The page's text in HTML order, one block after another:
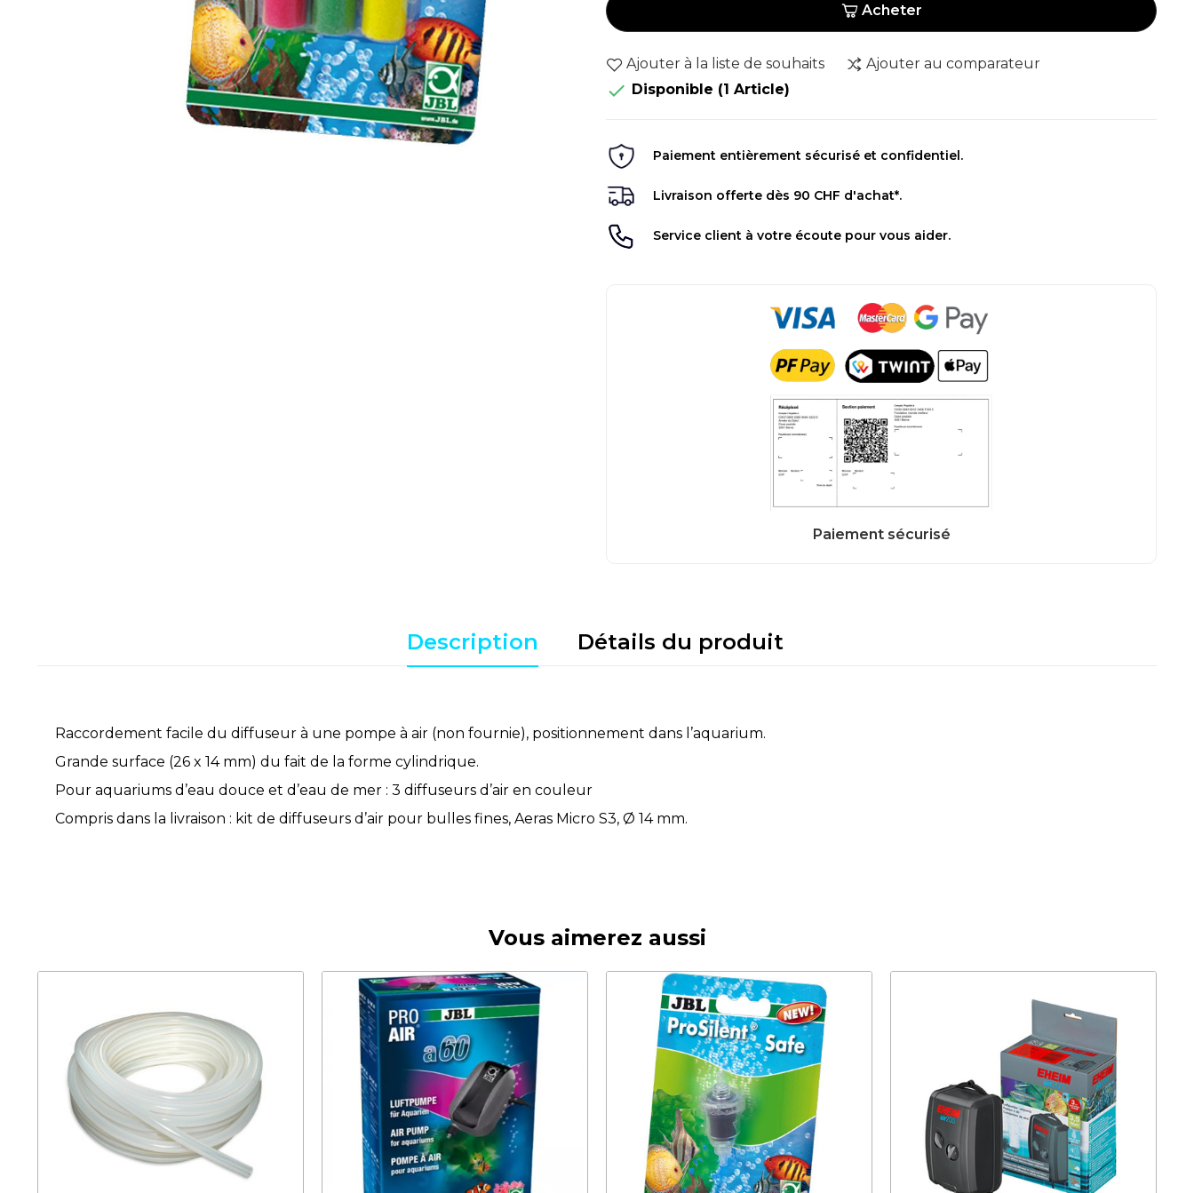
Acheter
Ajouter à la liste de souhaits Ajouter au comparateur
 Disponible (1 Article)
Paiement entièrement sécurisé et confidentiel.
Livraison offerte dès 90 CHF d'achat*.
Service client à votre écoute pour vous aider.
Description Détails du produit
Raccordement facile du diffuseur à une pompe à air (non fournie), positionnement dans l’aquarium.
Grande surface (26 x 14 mm) du fait de la forme cylindrique.
Pour aquariums d’eau douce et d’eau de mer : 3 diffuseurs d’air en couleur
Compris dans la livraison : kit de diffuseurs d’air pour bulles fines, Aeras Micro S3, Ø 14 mm.
Vous aimerez aussi